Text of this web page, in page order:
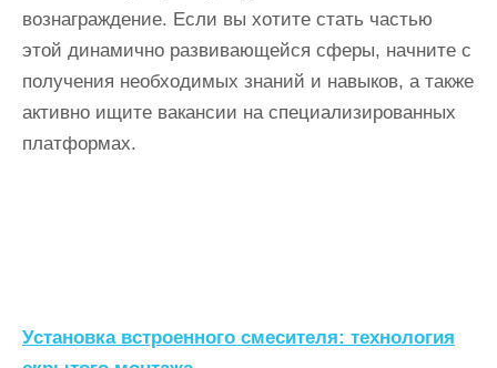
вознаграждение. Если вы хотите стать частью
этой динамично развивающейся сферы, начните с
получения необходимых знаний и навыков, а также
активно ищите вакансии на специализированных
платформах.
Н
Установка встроенного смесителя: технология